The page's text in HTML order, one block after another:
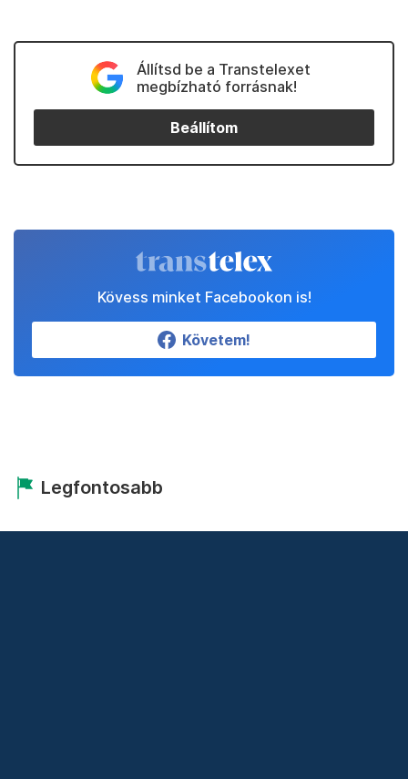
Állítsd be a Transtelexet
megbízható forrásnak!
Beállítom
Kövess minket Facebookon is!
Követem!
Legfontosabb